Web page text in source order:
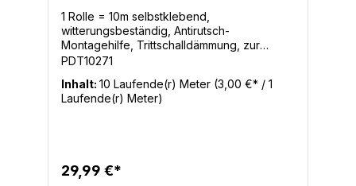
1 Rolle = 10m selbstklebend,
witterungsbeständig, Antirutsch-
Montagehilfe, Trittschalldämmung, zur
Montage auf Unterkonstruktionen Das
gleich zwei Funktionen:Zum einen eignet es
sich ideal als Antirutsch-Montagehilfe, da ein
Bodenbelägen als Trittschalldämmung.
PDT10271
Inhalt: 10 Laufende(r) Meter (3,00 €* / 1
Laufende(r) Meter)
29,99 €*